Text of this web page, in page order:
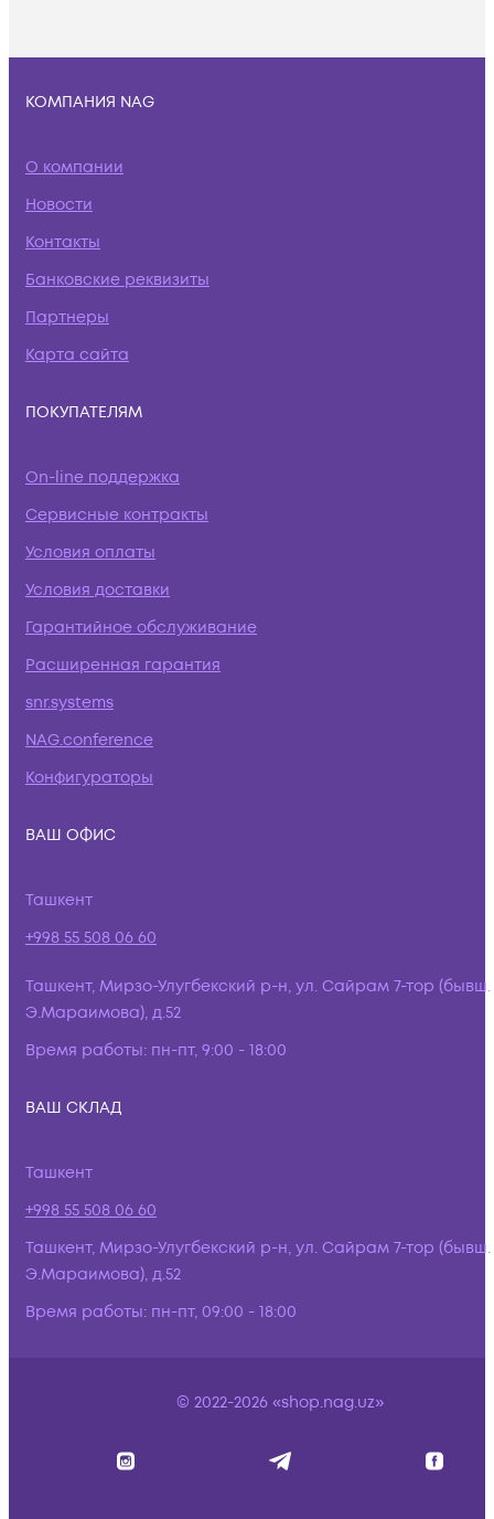
КОМПАНИЯ NAG
О компании
Новости
Контакты
Банковские реквизиты
Партнеры
Карта сайта
ПОКУПАТЕЛЯМ
On-line поддержка
Сервисные контракты
Условия оплаты
Условия доставки
Гарантийное обслуживание
Расширенная гарантия
snr.systems
NAG.conference
Конфигураторы
ВАШ ОФИС
Ташкент
+998 55 508 06 60
Ташкент, Мирзо-Улугбекский р-н, ул. Сайрам 7-тор (бывш.
Э.Мараимова), д.52
Время работы: пн-пт, 9:00 - 18:00
ВАШ СКЛАД
Ташкент
+998 55 508 06 60
Ташкент, Мирзо-Улугбекский р-н, ул. Сайрам 7-тор (бывш.
Э.Мараимова), д.52
Время работы: пн-пт, 09:00 - 18:00
© 2022-2026 «shop.nag.uz»